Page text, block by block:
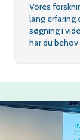
Vores
lang erfaring
søgning i
har du